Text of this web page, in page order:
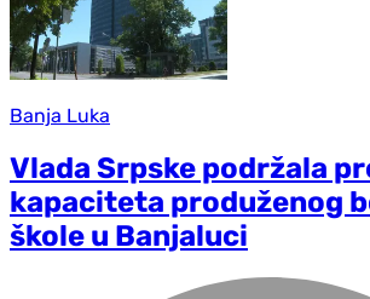
Banja Luka
Vlada Srpske podržala
kapaciteta produženog
škole u Banjaluci